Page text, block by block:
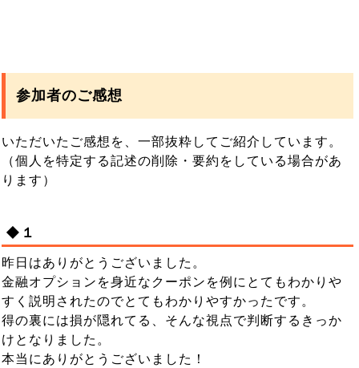
参加者のご感想
いただいたご感想を、一部抜粋してご紹介しています。
（個人を特定する記述の削除・要約をしている場合があ
ります）
◆１
昨日はありがとうございました。
金融オプションを身近なクーポンを例にとてもわかりや
すく説明されたのでとてもわかりやすかったです。
得の裏には損が隠れてる、そんな視点で判断するきっか
けとなりました。
本当にありがとうございました！